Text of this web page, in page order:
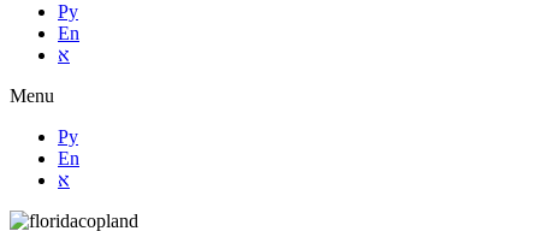
Ру
En
א
Menu
Ру
En
א